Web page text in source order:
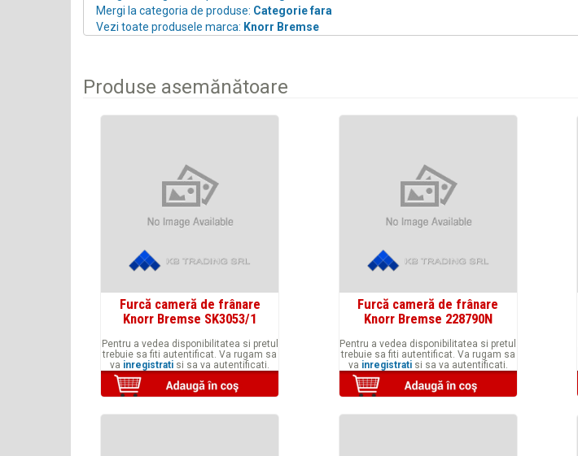
Mergi la categoria de produse: Categorie fara
Vezi toate produsele marca: Knorr Bremse
Produse asemănătoare
Furcă cameră de frânare
Knorr Bremse SK3053/1
Pentru a vedea disponibilitatea si pretul
trebuie sa fiti autentificat. Va rugam sa
va inregistrati si sa va autentificati.
Furcă cameră de frânare
Knorr Bremse 228790N
Pentru a vedea disponibilitatea si pretul
trebuie sa fiti autentificat. Va rugam sa
va inregistratisi sa va autentificati.